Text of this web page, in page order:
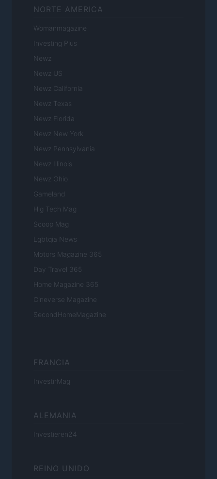
NORTE AMERICA
Womanmagazine
Investing Plus
Newz
Newz US
Newz California
Newz Texas
Newz Florida
Newz New York
Newz Pennsylvania
Newz Illinois
Newz Ohio
Gameland
Hig Tech Mag
Scoop Mag
Lgbtqia News
Motors Magazine 365
Day Travel 365
Home Magazine 365
Cineverse Magazine
SecondHomeMagazine
FRANCIA
InvestirMag
ALEMANIA
Investieren24
REINO UNIDO